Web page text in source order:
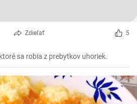
Zdieľať 5
sa robia z prebytkov uhoriek.